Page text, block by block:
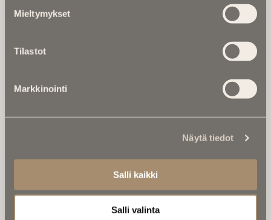
Mieltymykset
Tilastot
Markkinointi
Näytä tiedot
Salli kaikki
Salli valinta
Ikuisuusmedia
valtakunnallinen mediabrändi. Julkaisemme uusimmat
kuolinuutiset ja kuolintiedot.
Anna palautetta
Muistokirjoituksia